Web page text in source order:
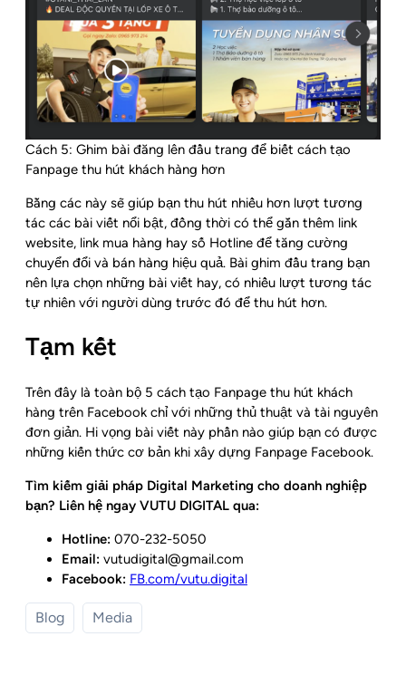
Cách 5: Ghim bài đăng lên đầu trang để biết cách tạo
Fanpage thu hút khách hàng hơn
Bằng các này sẽ giúp bạn thu hút nhiều hơn lượt tương
tác các bài viết nổi bật, đồng thời có thể gắn thêm link
website, link mua hàng hay số Hotline để tăng cường
chuyển đổi và bán hàng hiệu quả. Bài ghim đầu trang bạn
nên lựa chọn những bài viết hay, có nhiều lượt tương tác
tự nhiên với người dùng trước đó để thu hút hơn.
Tạm kết
Trên đây là toàn bộ 5 cách tạo Fanpage thu hút khách
hàng trên Facebook chỉ với những thủ thuật và tài nguyên
đơn giản. Hi vọng bài viết này phần nào giúp bạn có được
những kiến thức cơ bản khi xây dựng Fanpage Facebook.
Tìm kiếm giải pháp Digital Marketing cho doanh nghiệp
bạn? Liên hệ ngay VUTU DIGITAL qua:
Hotline: 070-232-5050
Email: vutudigital@gmail.com
Facebook: FB.com/vutu.digital
Blog Media